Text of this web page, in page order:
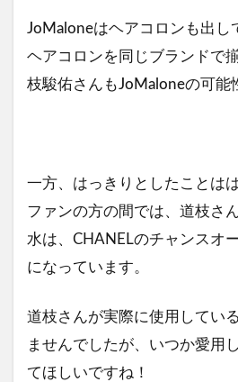
JoMaloneはヘアコロンも出し
ヘアコロンを同じブランドで
枝駿佑さんもJoMaloneの可能
一方、 はっきりとしたことは
ファンの方の間では、道枝さ
水は、CHANELのチャンスオ
になっています。
道枝さんが実際に使用してい
ませんでしたが、いつか愛用
てほしいですね！